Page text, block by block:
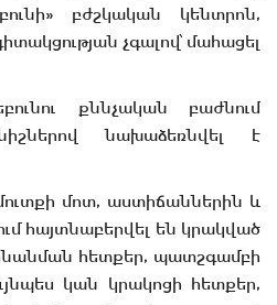
բժշկական կենտրոն,
չգալով՝ մահացել
քննչական բաժնում
նախաձեռնվել է
մոտ, աստիճաններին և
հայտնաբերվել են կրակված
հետքեր, պատշգամբի
կան կրակոցի հետքեր,